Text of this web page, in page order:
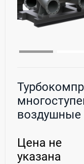
воздушные
Цена не
указана